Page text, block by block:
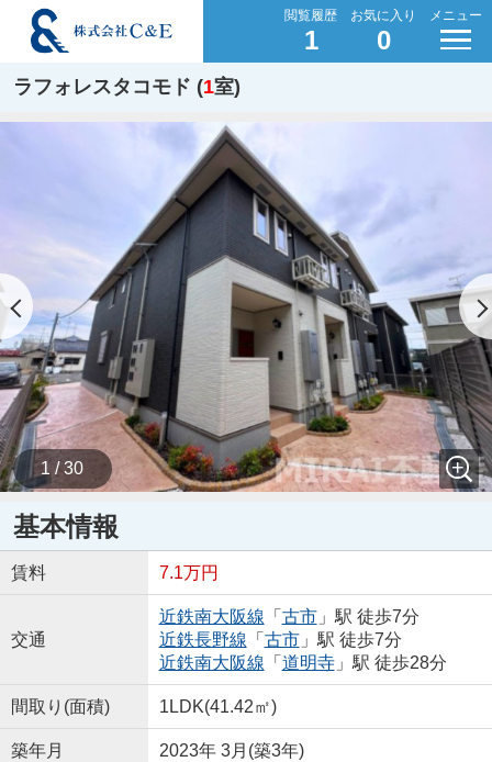
閲覧履歴
1
お気に入り
0
メニュー
ラフォレスタコモド (1室)
1 / 30
基本情報
賃料 7.1万円
交通
近鉄南大阪線 「 古市」駅 徒歩7分
近鉄長野線 「 古市」駅 徒歩7分
近鉄南大阪線 「 道明寺」駅 徒歩28分
間取り(面積) 1LDK(41.42㎡)
築年月 2023年 3月(築3年)